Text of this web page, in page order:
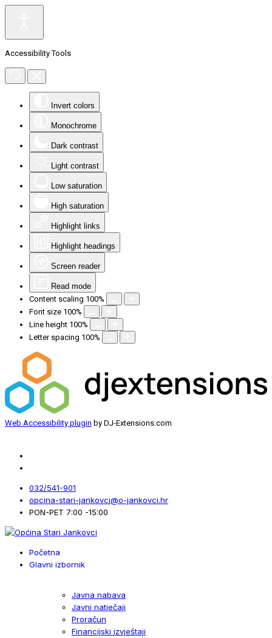
Accessibility Tools
Invert colors
Monochrome
Dark contrast
Light contrast
Low saturation
High saturation
Highlight links
Highlight headings
Screen reader
Read mode
Content scaling 100%
Font size 100%
Line height 100%
Letter spacing 100%
Web Accessibility plugin by DJ-Extensions.com
032/541-901
opcina-stari-jankovci@o-jankovci.hr
PON-PET 7:00 -15:00
Početna
Glavni izbornik
Javna nabava
Javni natječaji
Proračun
Financijski izvještaji